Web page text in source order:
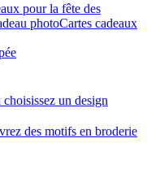
pour la fête des
photoCartes cadeaux
un design
des motifs en broderie